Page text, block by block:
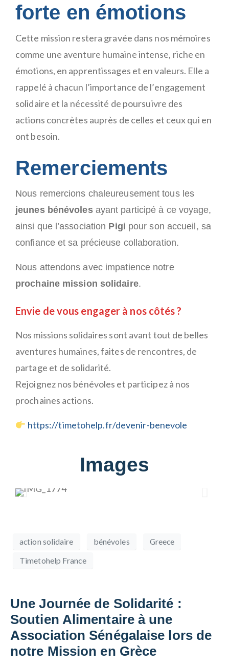
forte en émotions
Cette mission restera gravée dans nos mémoires
comme une aventure humaine intense, riche en
émotions, en apprentissages et en valeurs. Elle a
rappelé à chacun l’importance de l’engagement
solidaire et la nécessité de poursuivre des
actions concrètes auprès de celles et ceux qui en
ont besoin.
Remerciements
Nous remercions chaleureusement tous les
jeunes bénévolesayant participé à ce voyage,
ainsi que l’association Pigi pour son accueil, sa
confiance et sa précieuse collaboration.
Nous attendons avec impatience notre
prochaine mission solidaire.
Envie de vous engager à nos côtés ?
Nos missions solidaires sont avant tout de belles
aventures humaines, faites de rencontres, de
partage et de solidarité.
Rejoignez nos bénévoles et participez à nos
prochaines actions.
https://timetohelp.fr/devenir-benevole
Images
action solidaire bénévoles
Greece
Timetohelp France
Une Journée de Solidarité :
Soutien Alimentaire à une
Association Sénégalaise lors de
notre Mission en Grèce